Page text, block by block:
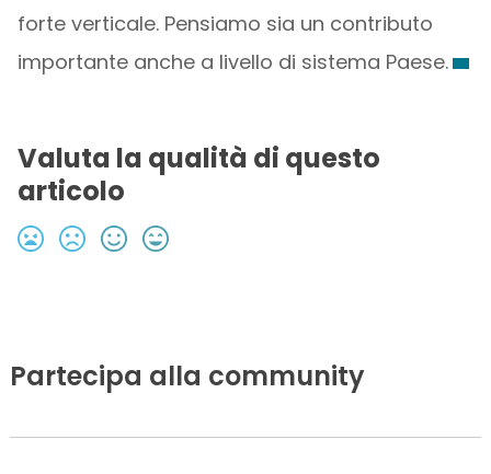
forte verticale. Pensiamo sia un contributo
importante anche a livello di sistema Paese.
Valuta la qualità di questo
articolo
Partecipa alla community